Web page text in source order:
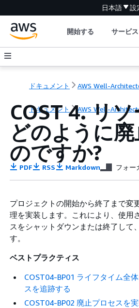
日本語 設
開始する サービ
ドキュメント AWS Well-
ドキュメント AWS Well-
COST 4. リ
どのように
のですか?
PDF RSS Markdown フォー
プロジェクトの開始から終了まで変
理を実装します。これにより、使用
スをシャットダウンまたは終了して
す。
ベストプラクティス
COST04-BP01 ライフタイム全
スを追跡する
COST04-BP02 廃止プロセスを